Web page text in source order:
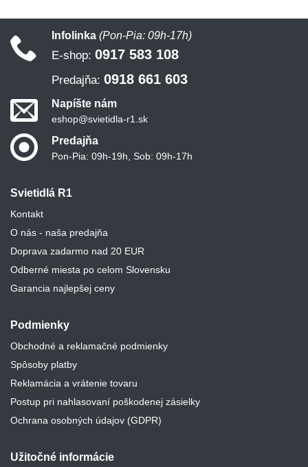
Svietidlá R1
Kontakt
O nás - naša predajňa
Doprava zadarmo nad 20 EUR
Odberné miesta po celom Slovensku
Garancia najlepšej ceny
Podmienky
Obchodné a reklamačné podmienky
Spôsoby platby
Reklamácia a vrátenie tovaru
Postup pri nahlasovaní poškodenej zásielky
Ochrana osobných údajov (GDPR)
Užitočné informácie
Infolinka (Pon-Pia: 09h-17h)
E-shop: 0917 583 108
Predajňa: 0918 661 603
Napíšte nám
eshop@svietidla-r1.sk
Predajňa
Pon-Pia: 09h-19h, Sob: 09h-17h